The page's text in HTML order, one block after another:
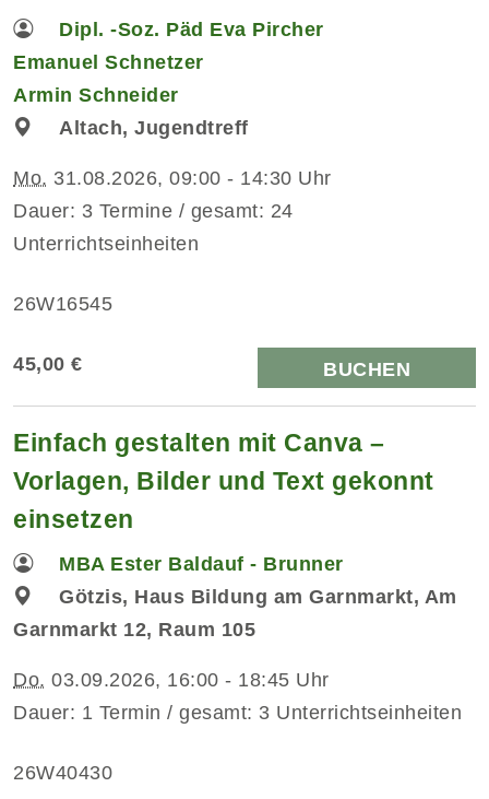
Dipl. -Soz. Päd Eva Pircher
Emanuel Schnetzer
Armin Schneider
Altach, Jugendtreff
Mo. 31.08.2026, 09:00 - 14:30 Uhr
Dauer: 3 Termine / gesamt: 24
Unterrichtseinheiten
26W16545
45,00 € BUCHEN
Einfach gestalten mit Canva –
Vorlagen, Bilder und Text gekonnt
einsetzen
MBA Ester Baldauf - Brunner
Götzis, Haus Bildung am Garnmarkt, Am
Garnmarkt 12, Raum 105
Do. 03.09.2026, 16:00 - 18:45 Uhr
Dauer: 1 Termin / gesamt: 3 Unterrichtseinheiten
26W40430